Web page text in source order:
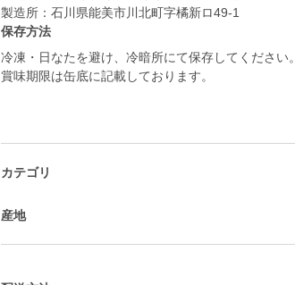
製造所：石川県能美市川北町字橘新ロ49-1
保存方法
冷凍・日なたを避け、冷暗所にて保存してください。
賞味期限は缶底に記載しております。
カテゴリ
産地